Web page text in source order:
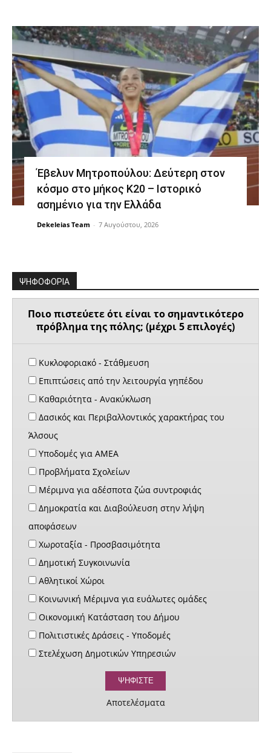
Έβελυν Μητροπούλου: Δεύτερη στον
κόσμο στο μήκος Κ20 – Ιστορικό
ασημένιο για την Ελλάδα
Dekeleias Team - 7 Αυγούστου, 2026
ΨΗΦΟΦΟΡΙΑ
Ποιο πιστεύετε ότι είναι το σημαντικότερο
πρόβλημα της πόλης; (μέχρι 5 επιλογές)
Κυκλοφοριακό - Στάθμευση
Επιπτώσεις από την λειτουργία γηπέδου
Καθαριότητα - Ανακύκλωση
Δασικός και Περιβαλλοντικός χαρακτήρας του
Άλσους
Υποδομές για ΑΜΕΑ
Προβλήματα Σχολείων
Μέριμνα για αδέσποτα ζώα συντροφιάς
Δημοκρατία και Διαβούλευση στην λήψη
αποφάσεων
Χωροταξία - Προσβασιμότητα
Δημοτική Συγκοινωνία
Αθλητικοί Χώροι
Κοινωνική Μέριμνα για ευάλωτες ομάδες
Οικονομική Κατάσταση του Δήμου
Πολιτιστικές Δράσεις - Υποδομές
Στελέχωση Δημοτικών Υπηρεσιών
Αποτελέσματα